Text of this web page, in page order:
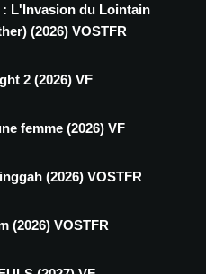
L'Invasion du Lointain
(2026) VOSTFR
2 (2026) VF
femme (2026) VF
(2026) VOSTFR
(2026) VOSTFR